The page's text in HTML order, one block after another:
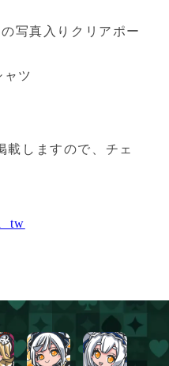
写真入りクリアポー
ャツ
載しますので、チェ